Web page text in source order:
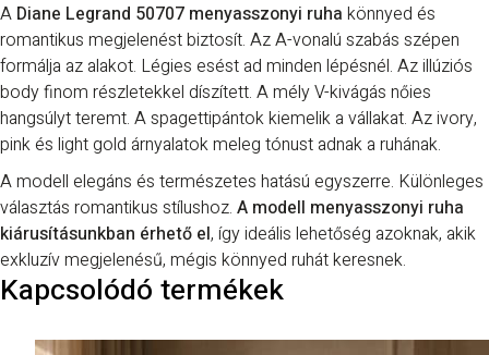
A Diane Legrand 50707 menyasszonyi ruha könnyed és
romantikus megjelenést biztosít. Az A-vonalú szabás szépen
formálja az alakot. Légies esést ad minden lépésnél. Az illúziós
body finom részletekkel díszített. A mély V-kivágás nőies
hangsúlyt teremt. A spagettipántok kiemelik a vállakat. Az ivory,
pink és light gold árnyalatok meleg tónust adnak a ruhának.
A modell elegáns és természetes hatású egyszerre. Különleges
választás romantikus stílushoz. A modell menyasszonyi ruha
kiárusításunkban érhető el, így ideális lehetőség azoknak, akik
exkluzív megjelenésű, mégis könnyed ruhát keresnek.
Kapcsolódó termékek